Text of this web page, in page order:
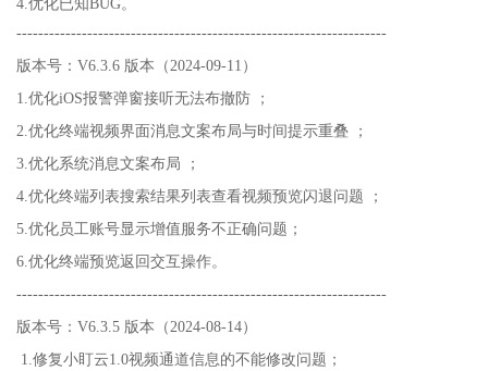
4.优化已知BUG。
--------------------------------------------------------------------
版本号：V6.3.6 版本（2024-09-11）
1.优化iOS报警弹窗接听无法布撤防 ；
2.优化终端视频界面消息文案布局与时间提示重叠 ；
3.优化系统消息文案布局 ；
4.优化终端列表搜索结果列表查看视频预览闪退问题 ；
5.优化员工账号显示增值服务不正确问题；
6.优化终端预览返回交互操作。
--------------------------------------------------------------------
版本号：V6.3.5 版本（2024-08-14）
1.修复小盯云1.0视频通道信息的不能修改问题；